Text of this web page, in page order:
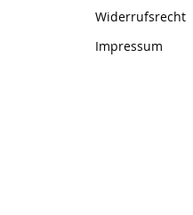
Widerrufsrecht
Impressum